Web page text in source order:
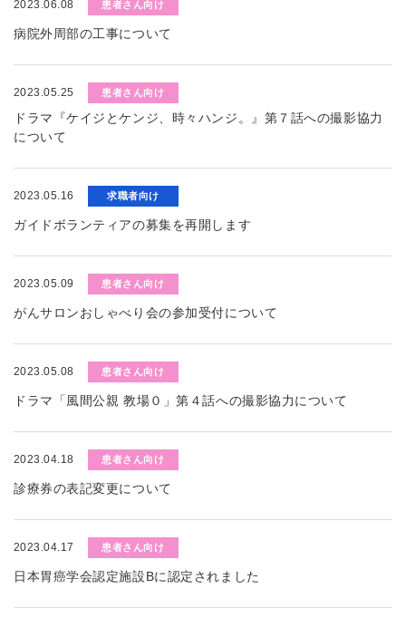
2023.06.08 患者さん向け
病院外周部の工事について
2023.05.25 患者さん向け
ドラマ『ケイジとケンジ、時々ハンジ。』第７話への撮影協力
について
2023.05.16 求職者向け
ガイドボランティアの募集を再開します
2023.05.09 患者さん向け
がんサロンおしゃべり会の参加受付について
2023.05.08 患者さん向け
ドラマ「風間公親 教場０」第４話への撮影協力について
2023.04.18 患者さん向け
診療券の表記変更について
2023.04.17 患者さん向け
日本胃癌学会認定施設Bに認定されました